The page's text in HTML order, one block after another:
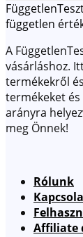
független
A
vásárláshoz.
termékekről
termékeket
arányra
meg Önnek!
Rólunk
Affiliate